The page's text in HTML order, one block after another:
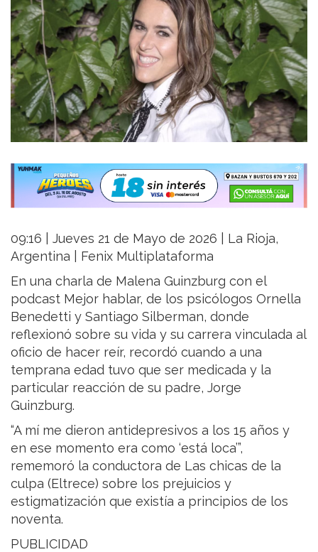
09:16 | Jueves 21 de Mayo de 2026 | La Rioja,
Argentina | Fenix Multiplataforma
En una charla de Malena Guinzburg con el
podcast Mejor hablar, de los psicólogos Ornella
Benedetti y Santiago Silberman, donde
reflexionó sobre su vida y su carrera vinculada al
oficio de hacer reír, recordó cuando a una
temprana edad tuvo que ser medicada y la
particular reacción de su padre, Jorge
Guinzburg.
“A mí me dieron antidepresivos a los 15 años y
en ese momento era como ‘está loca’”,
rememoró la conductora de Las chicas de la
culpa (Eltrece) sobre los prejuicios y
estigmatización que existía a principios de los
noventa.
PUBLICIDAD